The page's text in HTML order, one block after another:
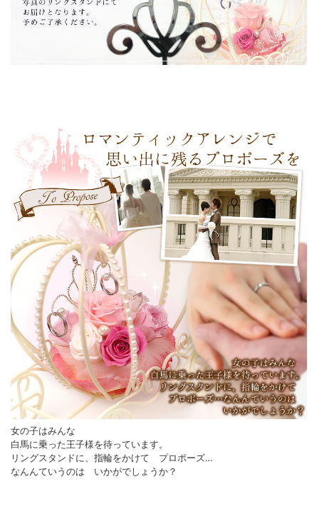
女の子はみんな
白馬に乗った王子様を待っています。
リングスタンドに、指輪をかけて プロポーズ…
なんんていうのは いかがでしょうか？